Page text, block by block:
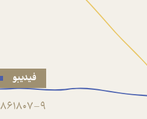
فیدیبو
9